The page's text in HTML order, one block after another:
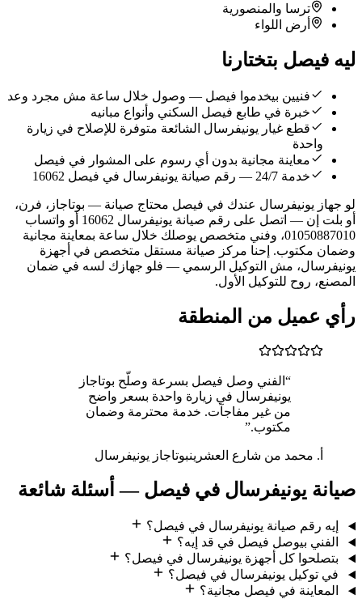
ترسا والمنصورية
أرض اللواء
ليه فيصل بتختارنا
فنيين بيخدموا فيصل — وصول خلال ساعة مش مجرد وعد
خبرة في طابع فيصل السكني وأنواع مبانيه
قطع غيار يونيفرسال الشائعة متوفرة للإصلاح في زيارة
واحدة
معاينة مجانية بدون أي رسوم على المشوار في فيصل
خدمة 24/7 — رقم صيانة يونيفرسال في فيصل 16062
لو جهاز يونيفرسال عندك في فيصل محتاج صيانة — بوتاجاز، فرن،
أو بلت إن — اتصل على رقم صيانة يونيفرسال 16062 أو واتساب
01050887010، وفني متخصص يوصلك خلال ساعة بمعاينة مجانية
وضمان مكتوب. إحنا مركز صيانة مستقل متخصص في أجهزة
يونيفرسال، مش التوكيل الرسمي — فلو جهازك لسه في ضمان
المصنع، روح للتوكيل الأول.
رأي عميل من المنطقة
“الفني وصل فيصل بسرعة وصلّح بوتاجاز
يونيفرسال في زيارة واحدة بسعر واضح
من غير مفاجآت. خدمة محترمة وضمان
مكتوب.”
أ. محمد من شارع العشرينبوتاجاز يونيفرسال
صيانة يونيفرسال في فيصل — أسئلة شائعة
إيه رقم صيانة يونيفرسال في فيصل؟
الفني بيوصل فيصل في قد إيه؟
بتصلحوا كل أجهزة يونيفرسال في فيصل؟
في توكيل يونيفرسال في فيصل؟
المعاينة في فيصل مجانية؟